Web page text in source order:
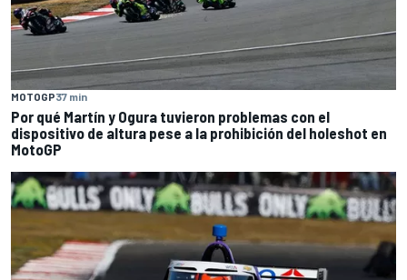
MOTOGP37 min
Por qué Martín y Ogura tuvieron problemas con el
dispositivo de altura pese a la prohibición del holeshot en
MotoGP